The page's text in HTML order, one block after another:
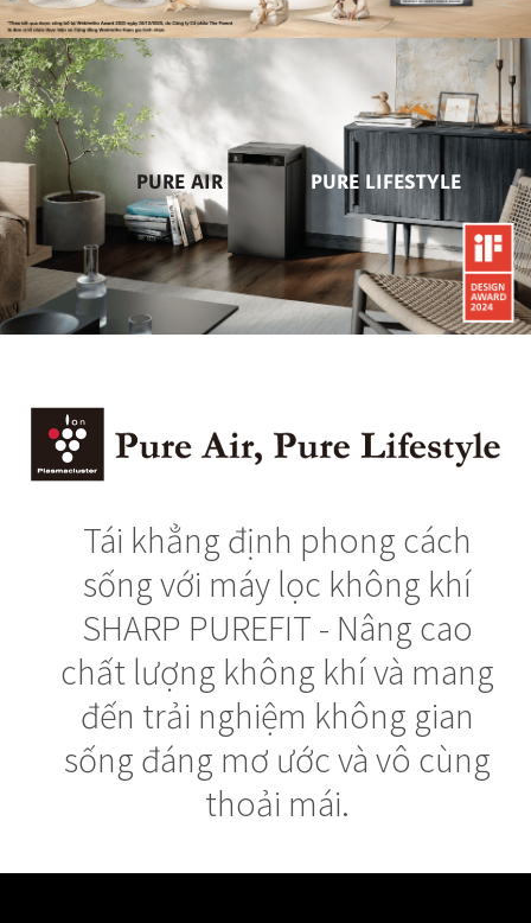
PURE AIR PURE LIFESTYLE
Tái khẳng định phong cách
sống với máy lọc không khí
SHARP PUREFIT - Nâng cao
chất lượng không khí và mang
đến trải nghiệm không gian
sống đáng mơ ước và vô cùng
thoải mái.